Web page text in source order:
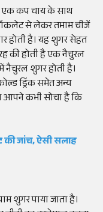
एक कप चाय के साथ
से लेकर तमाम चीजें
होती है। यह शुगर सेहत
की होती है एक नैचुरल
शुगर होती है।
ड्रिंक समेत अन्य
आपने कभी सोचा है कि
की जांच, ऐसी सलाह
शुगर पाया जाता है।